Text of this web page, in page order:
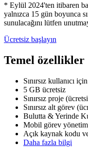
* Eylül 2024'ten itibaren
yalnızca 15 gün boyunca
sunulacağını lütfen
Ücretsiz başlayın
Temel özellikler
Sınırsız kullanıcı
5 GB ücretsiz
Sınırsız proje
Sınırsız alt görev
Bulutta & Yerinde
Mobil görev
Açık kaynak kodu
Daha fazla bilgi